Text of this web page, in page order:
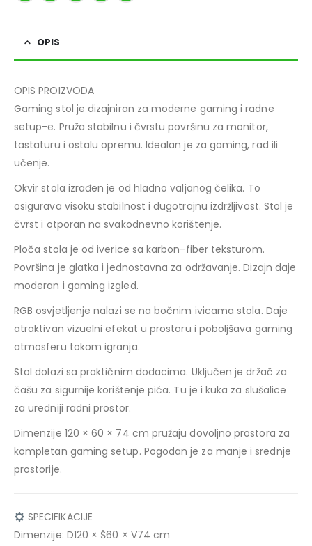
OPIS
OPIS PROIZVODA
Gaming stol je dizajniran za moderne gaming i radne
setup-e. Pruža stabilnu i čvrstu površinu za monitor,
tastaturu i ostalu opremu. Idealan je za gaming, rad ili
učenje.
Okvir stola izrađen je od hladno valjanog čelika. To
osigurava visoku stabilnost i dugotrajnu izdržljivost. Stol je
čvrst i otporan na svakodnevno korištenje.
Ploča stola je od iverice sa karbon-fiber teksturom.
Površina je glatka i jednostavna za održavanje. Dizajn daje
moderan i gaming izgled.
RGB osvjetljenje nalazi se na bočnim ivicama stola. Daje
atraktivan vizuelni efekat u prostoru i poboljšava gaming
atmosferu tokom igranja.
Stol dolazi sa praktičnim dodacima. Uključen je držač za
čašu za sigurnije korištenje pića. Tu je i kuka za slušalice
za uredniji radni prostor.
Dimenzije 120 × 60 × 74 cm pružaju dovoljno prostora za
kompletan gaming setup. Pogodan je za manje i srednje
prostorije.
SPECIFIKACIJE
Dimenzije: D120 × Š60 × V74 cm